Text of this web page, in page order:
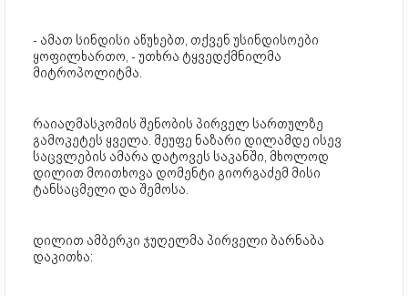
- ამათ სინდისი აწუხებთ, თქვენ უსინდისოები
ყოფილხართო, - უთხრა ტყვედქმნილმა
მიტროპოლიტმა.
რაიაღმასკომის შენობის პირველ სართულზე
გამოკეტეს ყველა. მეუფე ნაზარი დილამდე ისევ
საცვლების ამარა დატოვეს საკანში, მხოლოდ
დილით მოითხოვა დომენტი გიორგაძემ მისი
ტანსაცმელი და შემოსა.
დილით ამბერკი ჯუღელმა პირველი ბარნაბა
დაკითხა: